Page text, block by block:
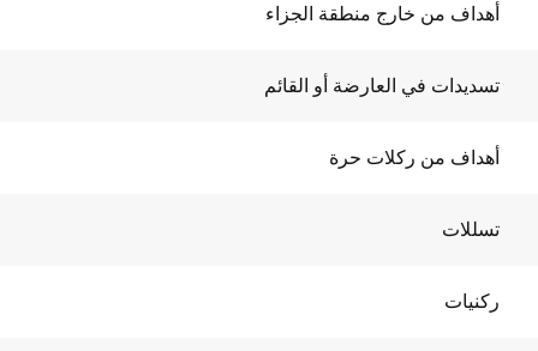
أهداف من خارج منطقة الجزاء
تسديدات في العارضة أو القائم
أهداف من ركلات حرة
تسللات
ركنيات